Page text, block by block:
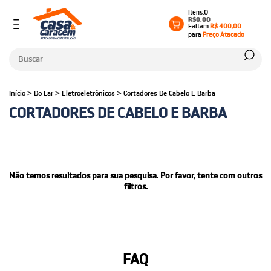
0
R$0,00
FaltamR$ 400,00
paraPreço Atacado
Início > Do Lar > Eletroeletrônicos > Cortadores De Cabelo E Barba
CORTADORES DE CABELO E BARBA
Não temos resultados para sua pesquisa. Por favor, tente com outros
filtros.
FAQ